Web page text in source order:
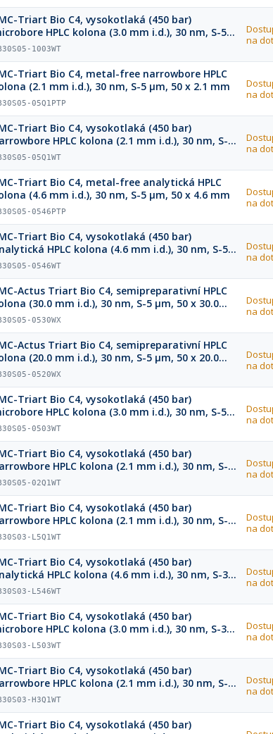
Triart Bio C4, vysokotlaká (450 bar)
HPLC kolona (3.0 mm i.d.), 30 nm, S-5
100 x 3.0 mm
1003WT
na
Triart Bio C4, metal-free narrowbore HPLC
(2.1 mm i.d.), 30 nm, S-5 µm, 50 x 2.1 mm
05Q1PTP
na
Triart Bio C4, vysokotlaká (450 bar)
HPLC kolona (2.1 mm i.d.), 30 nm, S-5
50 x 2.1 mm
05Q1WT
na
Triart Bio C4, metal-free analytická HPLC
(4.6 mm i.d.), 30 nm, S-5 µm, 50 x 4.6 mm
0546PTP
na
Triart Bio C4, vysokotlaká (450 bar)
HPLC kolona (4.6 mm i.d.), 30 nm, S-5
50 x 4.6 mm
0546WT
na
Actus Triart Bio C4, semipreparativní HPLC
(30.0 mm i.d.), 30 nm, S-5 µm, 50 x 30.0
0530WX
na
Actus Triart Bio C4, semipreparativní HPLC
(20.0 mm i.d.), 30 nm, S-5 µm, 50 x 20.0
0520WX
na
Triart Bio C4, vysokotlaká (450 bar)
HPLC kolona (3.0 mm i.d.), 30 nm, S-5
50 x 3.0 mm
0503WT
na
Triart Bio C4, vysokotlaká (450 bar)
HPLC kolona (2.1 mm i.d.), 30 nm, S-5
20 x 2.1 mm
02Q1WT
na
Triart Bio C4, vysokotlaká (450 bar)
HPLC kolona (2.1 mm i.d.), 30 nm, S-3
75 x 2.1 mm
L5Q1WT
na
Triart Bio C4, vysokotlaká (450 bar)
HPLC kolona (4.6 mm i.d.), 30 nm, S-3
75 x 4.6 mm
L546WT
na
Triart Bio C4, vysokotlaká (450 bar)
HPLC kolona (3.0 mm i.d.), 30 nm, S-3
75 x 3.0 mm
L503WT
na
Triart Bio C4, vysokotlaká (450 bar)
HPLC kolona (2.1 mm i.d.), 30 nm, S-3
33 x 2.1 mm
H3Q1WT
na
Triart Bio C4, vysokotlaká (450 bar)